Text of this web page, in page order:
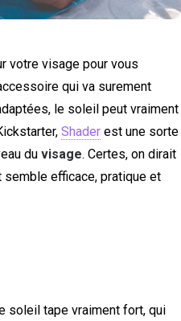
votre visage pour vous
qui va surement
le soleil peut vraiment
Shader est une sorte
du visage. Certes, on dirait
semble efficace, pratique et
soleil tape vraiment fort, qui